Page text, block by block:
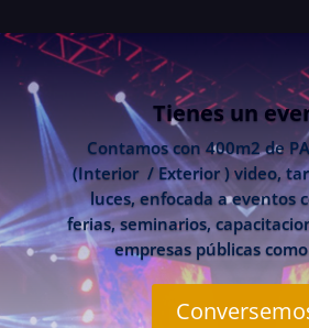
Tienes un
Contamos con 400m2 de
(Interior / Exterior ) video,
luces, enfocada a eventos
ferias, seminarios,
empresas públicas